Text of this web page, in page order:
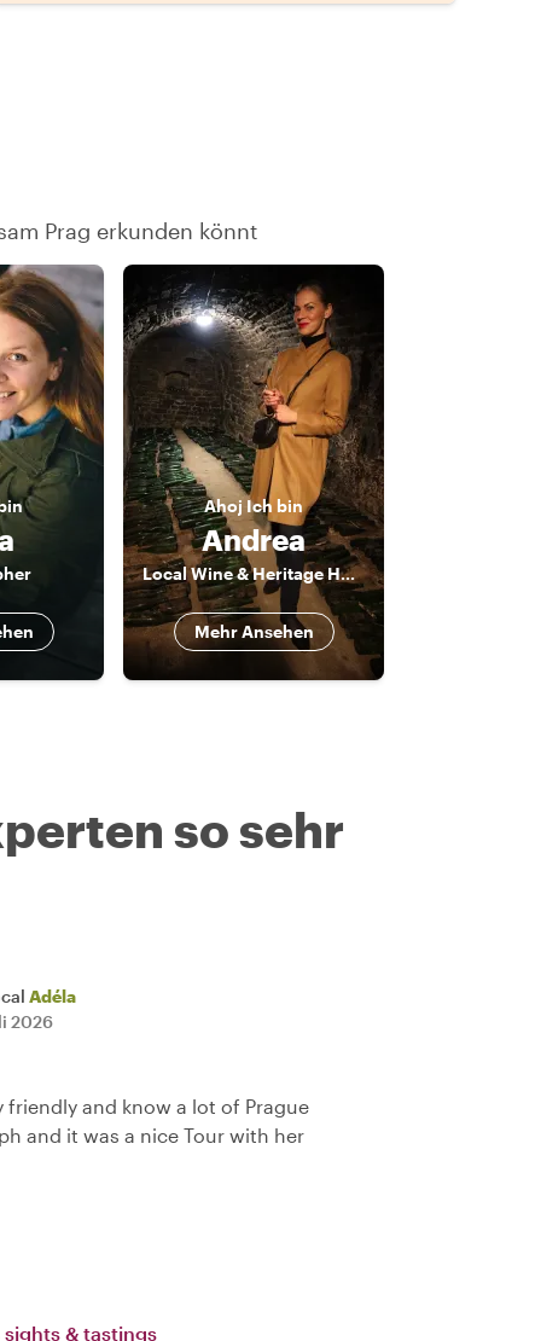
Prag erkunden könnt
Ahoj Ich bin
Andrea
Local Wine & Heritage Host
Mehr Ansehen
so sehr
Adéla
2026
friendly and know a lot of Prague
and it was a nice Tour with her
sights & tastings